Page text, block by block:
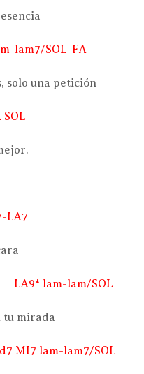
SOL-FA
solo una petición
lam-lam/SOL
tu mirada
lam-lam7/SOL